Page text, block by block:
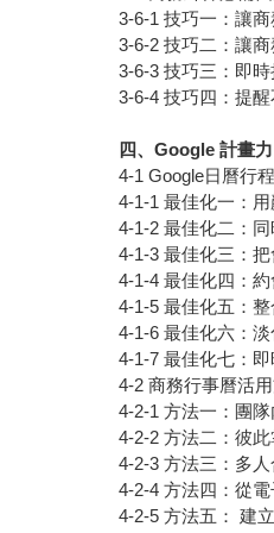
3-6-1 技巧一：讓
3-6-2 技巧二：讓
3-6-3 技巧三：即
3-6-4 技巧四：提
四、Google 計畫
4-1 Google日曆行
4-1-1 最佳化一：
4-1-2 最佳化二：
4-1-3 最佳化三：
4-1-4 最佳化四：
4-1-5 最佳化五：
4-1-6 最佳化六：
4-1-7 最佳化七：
4-2 商務行事曆活
4-2-1 方法一：團
4-2-2 方法二：彼
4-2-3 方法三：多
4-2-4 方法四：從
4-2-5 方法五： 建